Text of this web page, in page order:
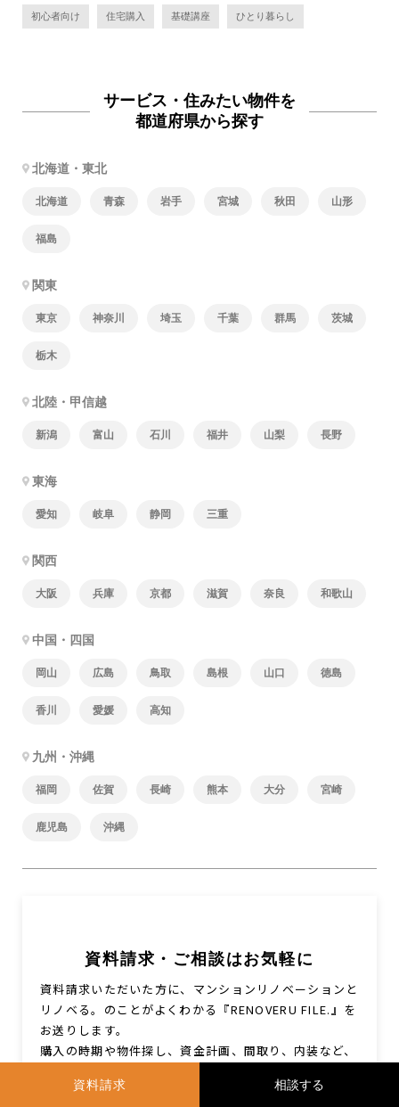
資料請求
初心者向け 住宅購入 基礎講座 ひとり暮らし
サービス・住みたい物件を
都道府県から探す
北海道・東北
北海道 青森 岩手 宮城 秋田 山形
福島
関東
東京 神奈川 埼玉 千葉 群馬 茨城
栃木
北陸・甲信越
新潟 富山 石川 福井 山梨 長野
東海
愛知 岐阜 静岡 三重
関西
大阪 兵庫 京都 滋賀 奈良 和歌山
中国・四国
岡山 広島 鳥取 島根 山口 徳島
香川 愛媛 高知
九州・沖縄
福岡 佐賀 長崎 熊本 大分 宮崎
鹿児島 沖縄
資料請求・ご相談はお気軽に
資料請求いただいた方に、マンションリノベーションと
リノベる。のことがよくわかる『RENOVERU FILE.』を
お送りします。
購入の時期や物件探し、資金計画、間取り、内装など、
相談ください。